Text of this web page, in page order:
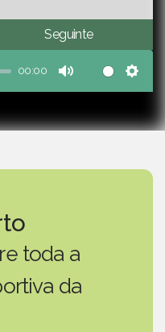
Seguinte
00:00
Mute
toda a
da